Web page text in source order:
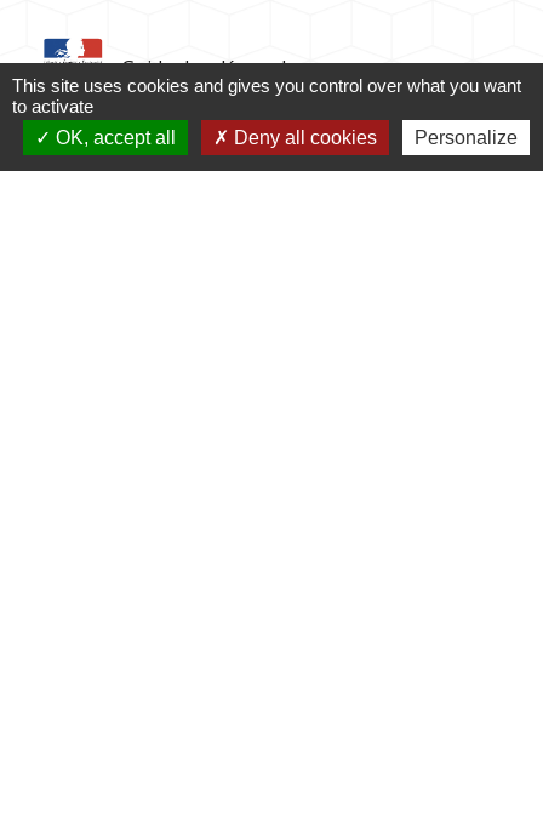
Guide des démarches
This site uses cookies and gives you control over what you want
to activate
OK, accept all
Deny all cookies Personalize